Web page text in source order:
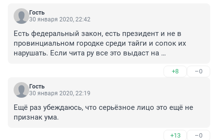
Гость
30 января 2020, 22:42
Есть федеральный закон, есть президент и не в
провинциальном городке среди тайги и сопок их
нарушать. Если чита ру все это выдаст на
судя по репликам пресса в лице сотен журналистов
земляков немного обиделась.
+8 –0
Гость
30 января 2020, 22:19
Ещё раз убеждаюсь, что серьёзное лицо это ещё не
признак ума.
+13 –0